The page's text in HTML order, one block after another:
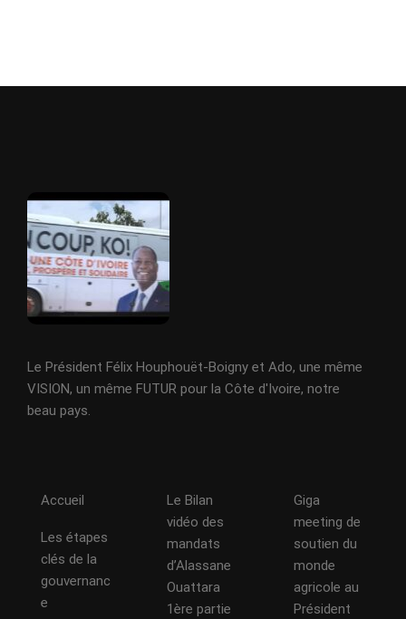
Le Président Félix Houphouët-Boigny et Ado, une même
VISION, un même FUTUR pour la Côte d'Ivoire, notre
beau pays.
Accueil
Les étapes
clés de la
gouvernanc
e
Le Bilan
vidéo des
mandats
d’Alassane
Ouattara
1ère partie
Giga
meeting de
soutien du
monde
agricole au
Président